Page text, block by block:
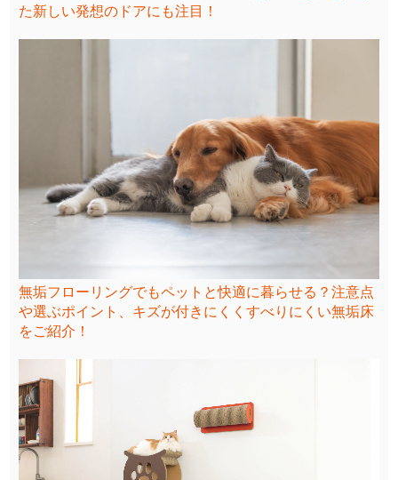
た新しい発想のドアにも注目！
無垢フローリングでもペットと快適に暮らせる？注意点
や選ぶポイント、キズが付きにくくすべりにくい無垢床
をご紹介！